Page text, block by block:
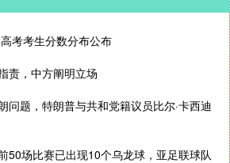
考考生分数分布公布
责，中方阐明立场
问题，特朗普与共和党籍议员比尔·卡西迪
50场比赛已出现10个乌龙球，亚足联球队